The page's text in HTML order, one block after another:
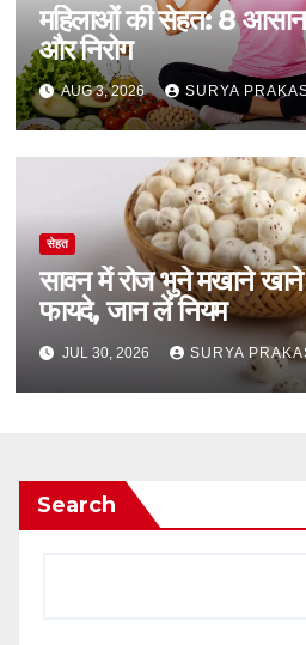
महिलाओं की सेहत: 8 आसान
और निरोग
AUG 3, 2026 SURYA
सेहत
सावन में रोज भुने मखाने
फायदे, जान लें नियम
JUL 30, 2026 SURYA
Search